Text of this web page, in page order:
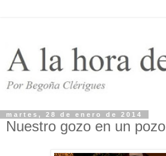
martes, 28 de enero de 2014
Nuestro gozo en un pozo